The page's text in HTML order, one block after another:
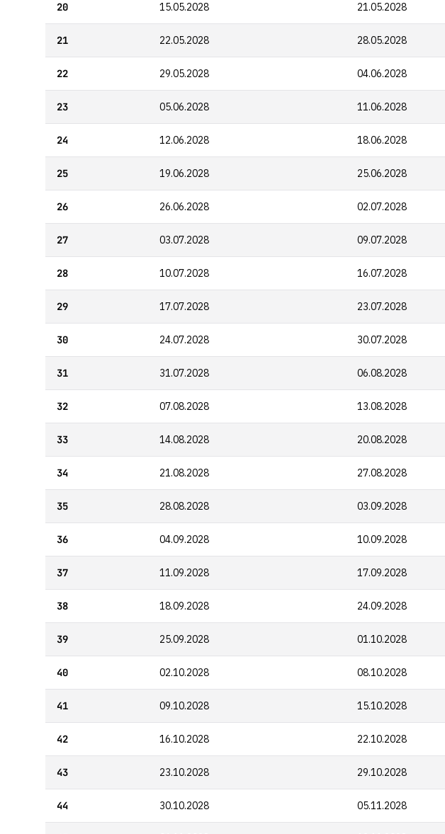
20 15.05.2028 21.05.2028
21 22.05.2028 28.05.2028
22 29.05.2028 04.06.2028
23 05.06.2028 11.06.2028
24 12.06.2028 18.06.2028
25 19.06.2028 25.06.2028
26 26.06.2028 02.07.2028
27 03.07.2028 09.07.2028
28 10.07.2028 16.07.2028
29 17.07.2028 23.07.2028
30 24.07.2028 30.07.2028
31 31.07.2028 06.08.2028
32 07.08.2028 13.08.2028
33 14.08.2028 20.08.2028
34 21.08.2028 27.08.2028
35 28.08.2028 03.09.2028
36 04.09.2028 10.09.2028
37 11.09.2028 17.09.2028
38 18.09.2028 24.09.2028
39 25.09.2028 01.10.2028
40 02.10.2028 08.10.2028
41 09.10.2028 15.10.2028
42 16.10.2028 22.10.2028
43 23.10.2028 29.10.2028
44 30.10.2028 05.11.2028